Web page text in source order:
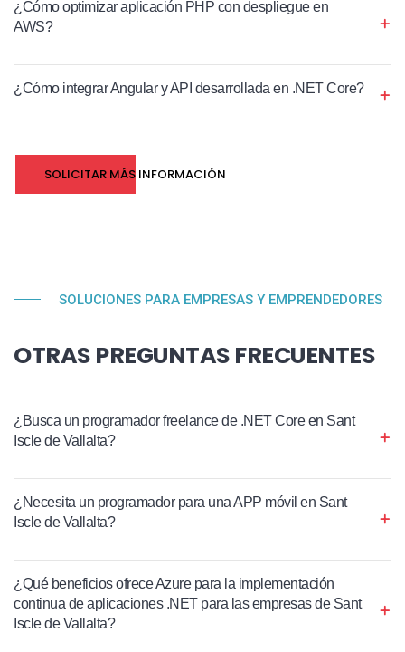
¿Cómo optimizar aplicación PHP con despliegue en
AWS?
¿Cómo integrar Angular y API desarrollada en .NET Core?
SOLICITAR MÁS INFORMACIÓN
SOLUCIONES PARA EMPRESAS Y EMPRENDEDORES
OTRAS PREGUNTAS FRECUENTES
¿Busca un programador freelance de .NET Core en Sant
Iscle de Vallalta?
¿Necesita un programador para una APP móvil en Sant
Iscle de Vallalta?
¿Qué beneficios ofrece Azure para la implementación
continua de aplicaciones .NET para las empresas de Sant
Iscle de Vallalta?